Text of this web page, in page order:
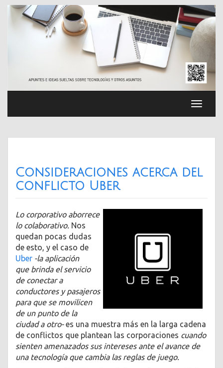
Saltar
contenido
Consideraciones acerca del
conflicto Uber
Lo corporativo aborrece
lo colaborativo. Nos
quedan pocas dudas
de esto, y el caso de
Uber -la aplicación
que brinda el servicio
de conectar a
conductores y pasajeros
para que se movilicen
de un punto de la
ciudad a otro-es una muestra más en la larga cadena
de conflictos que plantean las corporaciones cuando
sienten amenazados sus intereses ante el avance de
una tecnología que cambia las reglas de juego.